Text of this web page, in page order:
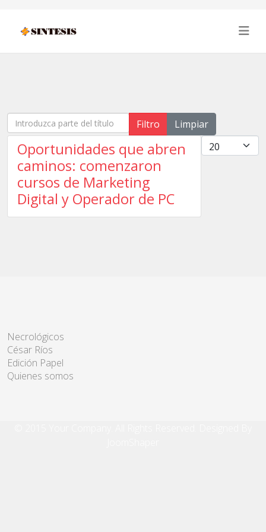
Introduzca parte del título Filtro
Limpiar
Cantidad
Oportunidades que abren
caminos: comenzaron
cursos de Marketing
Digital y Operador de PC
Necrológicos
César Ríos
Edición Papel
Quienes somos